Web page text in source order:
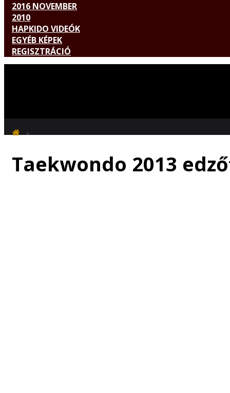
2016 NOVEMBER
2010
HAPKIDO VIDEÓK
EGYÉB KÉPEK
REGISZTRÁCIÓ
Taekwondo 2013